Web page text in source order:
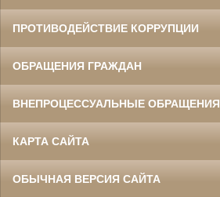
ПРОТИВОДЕЙСТВИЕ КОРРУПЦИИ
ОБРАЩЕНИЯ ГРАЖДАН
ВНЕПРОЦЕССУАЛЬНЫЕ ОБРАЩЕНИЯ
КАРТА САЙТА
ОБЫЧНАЯ ВЕРСИЯ САЙТА